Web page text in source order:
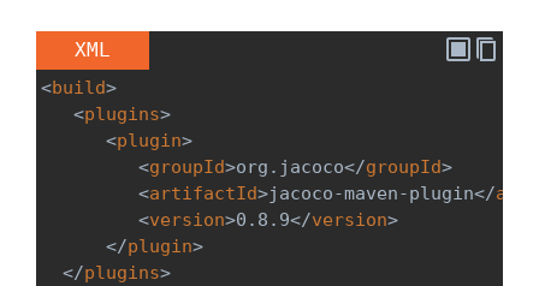
XML
<build>
<plugins>
<plugin>
<groupId>org.jacoco</groupId>
<artifactId>jacoco-maven-plugin</
<version>0.8.9</version>
</plugin>
</plugins>